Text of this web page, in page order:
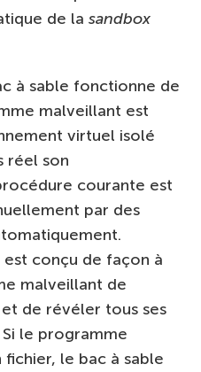
de la sandbox
à sable fonctionne de
malveillant est
virtuel isolé
réel son
courante est
par des
est conçu de façon à
malveillant de
de révéler tous ses
le programme
le bac à sable